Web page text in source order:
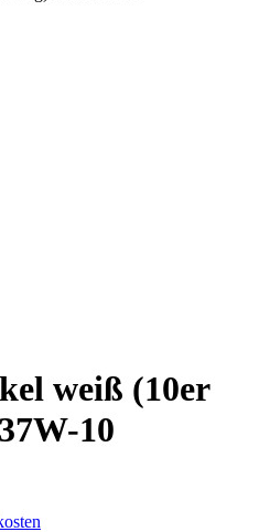
weiß (10er
10